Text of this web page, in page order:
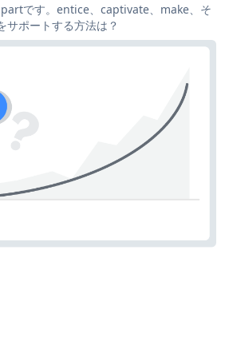
です。entice、captivate、make、そ
サポートする方法は？